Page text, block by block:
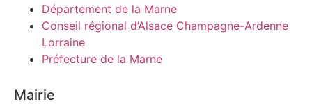
Département de la Marne
Conseil régional d’Alsace Champagne-Ardenne
Lorraine
Préfecture de la Marne
Mairie